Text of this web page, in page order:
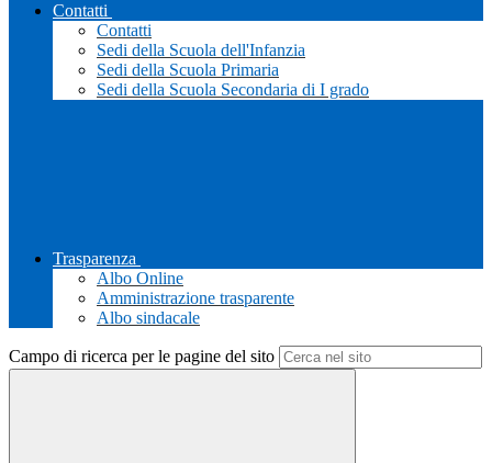
Contatti
Contatti
Sedi della Scuola dell'Infanzia
Sedi della Scuola Primaria
Sedi della Scuola Secondaria di I grado
Trasparenza
Albo Online
Amministrazione trasparente
Albo sindacale
Campo di ricerca per le pagine del sito